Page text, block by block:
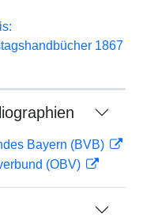
1867
Bayern (BVB)
(OBV)